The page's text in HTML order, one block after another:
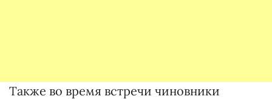
Также во время встречи чиновники